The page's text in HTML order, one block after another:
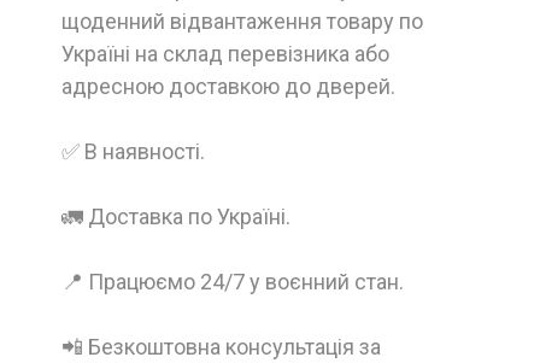
щоденний відвантаження товару по
Україні на склад перевізника або
адресною доставкою до дверей.
✅ В наявності.
🚛 Доставка по Україні.
📍 Працюємо 24/7 у воєнний стан.
📲 Безкоштовна консультація за